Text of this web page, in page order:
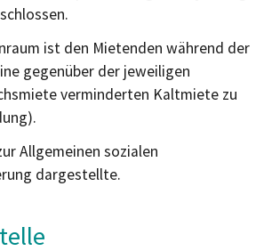
ist den Mietenden während der
gegenüber der jeweiligen
verminderten Kaltmiete zu
Allgemeinen sozialen
dargestellte.